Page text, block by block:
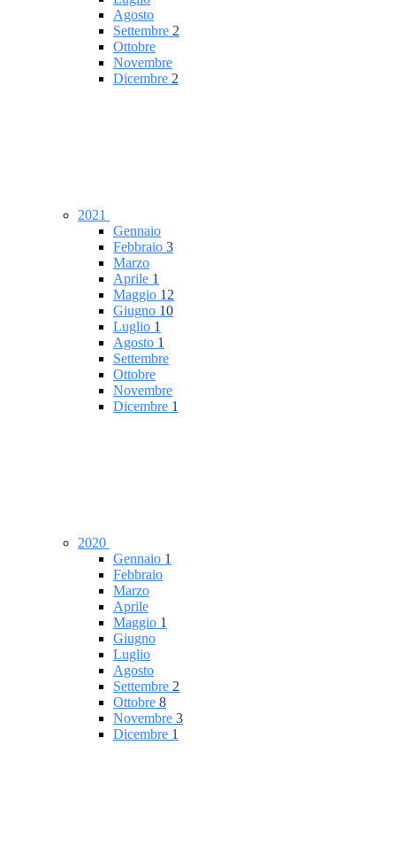
Agosto
Settembre 2
Ottobre
Novembre
Dicembre 2
2021
Gennaio
Febbraio 3
Marzo
Aprile 1
Maggio 12
Giugno 10
Luglio 1
Agosto 1
Settembre
Ottobre
Novembre
Dicembre 1
2020
Gennaio 1
Febbraio
Marzo
Aprile
Maggio 1
Giugno
Luglio
Agosto
Settembre 2
Ottobre 8
Novembre 3
Dicembre 1